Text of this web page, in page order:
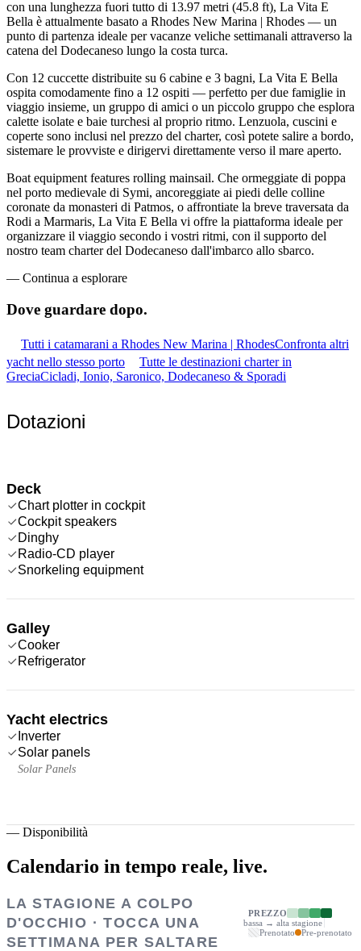
con una lunghezza fuori tutto di 13.97 metri (45.8 ft), La Vita E
Bella è attualmente basato a Rhodes New Marina | Rhodes — un
punto di partenza ideale per vacanze veliche settimanali attraverso la
catena del Dodecaneso lungo la costa turca.
Con 12 cuccette distribuite su 6 cabine e 3 bagni, La Vita E Bella
ospita comodamente fino a 12 ospiti — perfetto per due famiglie in
viaggio insieme, un gruppo di amici o un piccolo gruppo che esplora
calette isolate e baie turchesi al proprio ritmo. Lenzuola, cuscini e
coperte sono inclusi nel prezzo del charter, così potete salire a bordo,
sistemare le provviste e dirigervi direttamente verso il mare aperto.
Boat equipment features rolling mainsail. Che ormeggiate di poppa
nel porto medievale di Symi, ancoreggiate ai piedi delle colline
coronate da monasteri di Patmos, o affrontiate la breve traversata da
Rodi a Marmaris, La Vita E Bella vi offre la piattaforma ideale per
organizzare il viaggio secondo i vostri ritmi, con il supporto del
nostro team charter del Dodecaneso dall'imbarco allo sbarco.
— Continua a esplorare
Dove guardare dopo.
Tutti i catamarani a Rhodes New Marina | RhodesConfronta altri
yacht nello stesso porto
Tutte le destinazioni charter in
GreciaCicladi, Ionio, Saronico, Dodecaneso & Sporadi
Dotazioni
Deck
Chart plotter in cockpit
Cockpit speakers
Dinghy
Radio-CD player
Snorkeling equipment
Galley
Cooker
Refrigerator
Yacht electrics
Inverter
Solar panels
Solar Panels
— Disponibilità
Calendario in tempo reale, live.
LA STAGIONE A COLPO
D'OCCHIO · TOCCA UNA
SETTIMANA PER SALTARE
PREZZO
bassa → alta stagione
Prenotato
Pre-prenotato